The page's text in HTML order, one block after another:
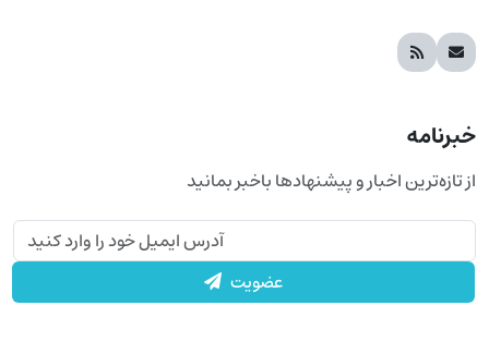
خبرنامه
از تازه‌ترین اخبار و پیشنهادها باخبر بمانید
عضویت